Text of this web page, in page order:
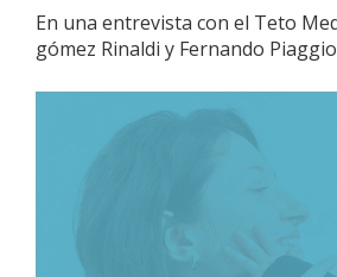
En una entrevista con el Teto
gómez Rinaldi y Fernando